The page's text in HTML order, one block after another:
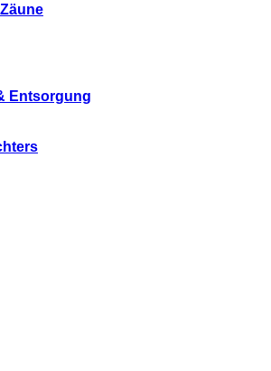
Entsorgung